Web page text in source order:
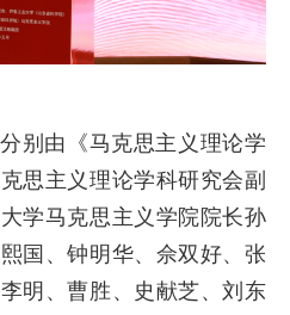
别由《马克思主义理论学
思主义理论学科研究会副
学马克思主义学院院长孙
国、钟明华、佘双好、张
明、曹胜、史献芝、刘东